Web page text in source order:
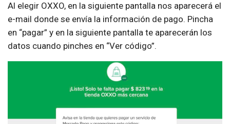
Al elegir OXXO, en la siguiente pantalla nos aparecerá el
e-mail donde se envía la información de pago. Pincha
en “pagar” y en la siguiente pantalla te aparecerán los
datos cuando pinches en “Ver código”.